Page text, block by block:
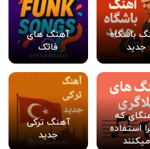
باشگاه
جدید
آهنگ های
فانک
که
استفاده
میکنند
آهنگ ترکی
جدید